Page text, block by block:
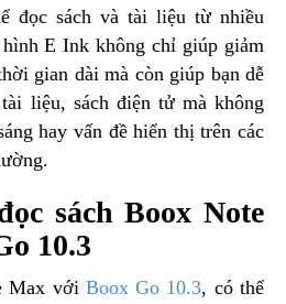
đọc sách và tài liệu từ nhiều
E Ink không chỉ giúp giảm
gian dài mà còn giúp bạn dễ
liệu, sách điện tử mà không
hay vấn đề hiển thị trên các
sách Boox Note
10.3
Max vớiBoox Go 10.3, có thể